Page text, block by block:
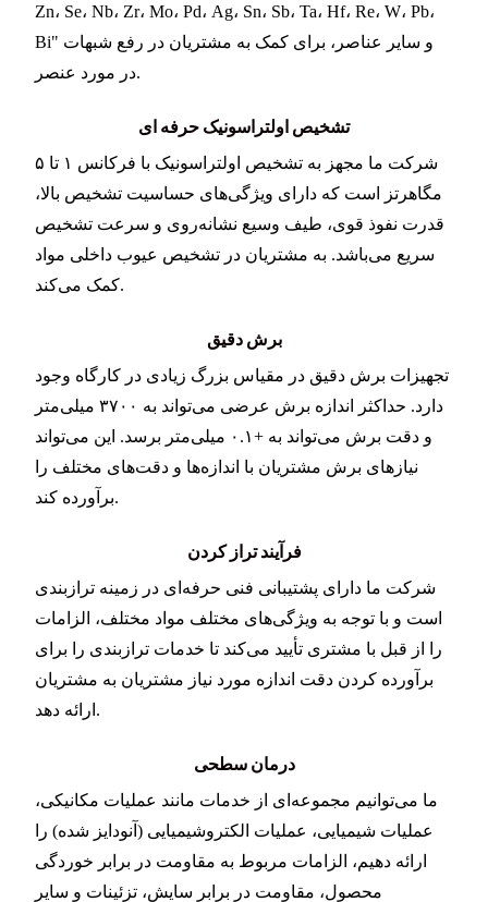
Zn، Se، Nb، Zr، Mo، Pd، Ag، Sn، Sb، Ta، Hf، Re، W، Pb،
Bi" و سایر عناصر، برای کمک به مشتریان در رفع شبهات
در مورد عنصر.
تشخیص اولتراسونیک حرفه ای
شرکت ما مجهز به تشخیص اولتراسونیک با فرکانس ۱ تا ۵
مگاهرتز است که دارای ویژگی‌های حساسیت تشخیص بالا،
قدرت نفوذ قوی، طیف وسیع نشانه‌روی و سرعت تشخیص
سریع می‌باشد. به مشتریان در تشخیص عیوب داخلی مواد
کمک می‌کند.
برش دقیق
تجهیزات برش دقیق در مقیاس بزرگ زیادی در کارگاه وجود
دارد. حداکثر اندازه برش عرضی می‌تواند به ۳۷۰۰ میلی‌متر
و دقت برش می‌تواند به +۰.۱ میلی‌متر برسد. این می‌تواند
نیازهای برش مشتریان با اندازه‌ها و دقت‌های مختلف را
برآورده کند.
فرآیند تراز کردن
شرکت ما دارای پشتیبانی فنی حرفه‌ای در زمینه ترازبندی
است و با توجه به ویژگی‌های مختلف مواد مختلف، الزامات
را از قبل با مشتری تأیید می‌کند تا خدمات ترازبندی را برای
برآورده کردن دقت اندازه مورد نیاز مشتریان به مشتریان
ارائه دهد.
درمان سطحی
ما می‌توانیم مجموعه‌ای از خدمات مانند عملیات مکانیکی،
عملیات شیمیایی، عملیات الکتروشیمیایی (آنودایز شده) را
ارائه دهیم، الزامات مربوط به مقاومت در برابر خوردگی
محصول، مقاومت در برابر سایش، تزئینات و سایر